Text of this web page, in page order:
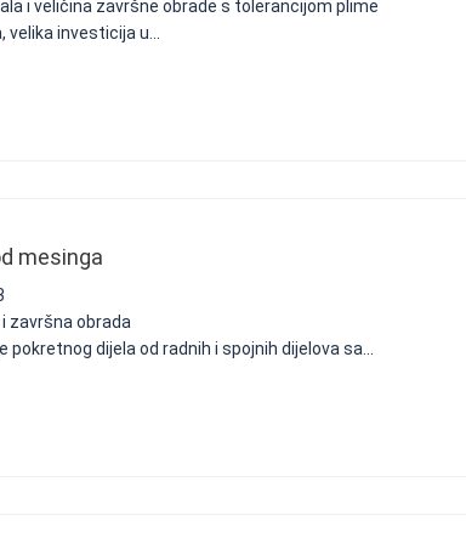
i veličina završne obrade s tolerancijom plime
velika investicija u...
mesinga
završna obrada
pokretnog dijela od radnih i spojnih dijelova sa...